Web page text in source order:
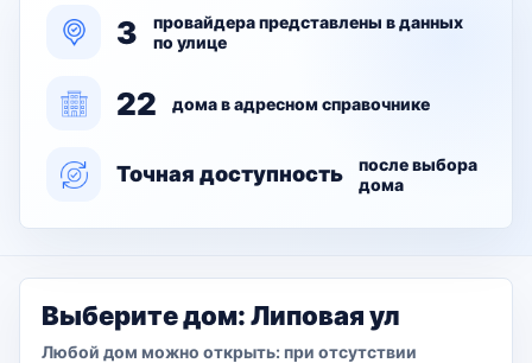
3
провайдера представлены в данных
по улице
22 дома в адресном справочнике
Точная доступность
после выбора
дома
Выберите дом: Липовая ул
Любой дом можно открыть: при отсутствии